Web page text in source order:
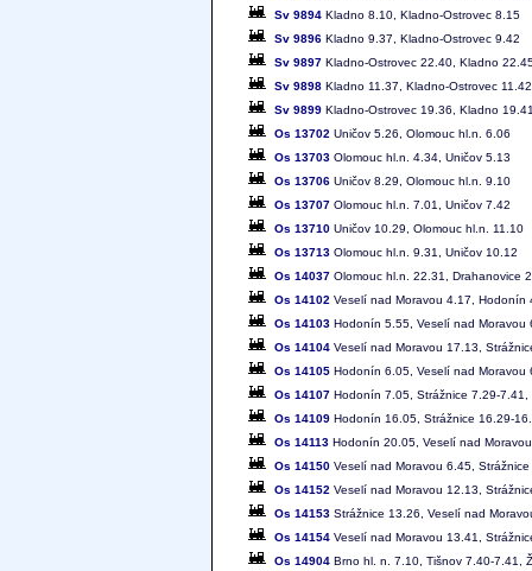
Sv 9894 Kladno 8.10, Kladno-Ostrovec 8.15
Sv 9896 Kladno 9.37, Kladno-Ostrovec 9.42
Sv 9897 Kladno-Ostrovec 22.40, Kladno
Sv 9898 Kladno 11.37, Kladno-Ostrovec 11.42
Sv 9899 Kladno-Ostrovec 19.36, Kladno
Os 13702 Uničov 5.26, Olomouc hl.n. 6.06
Os 13703 Olomouc hl.n. 4.34, Uničov 5.13
Os 13706 Uničov 8.29, Olomouc hl.n. 9.10
Os 13707 Olomouc hl.n. 7.01, Uničov 7.42
Os 13710 Uničov 10.29, Olomouc hl.n. 11.10
Os 13713 Olomouc hl.n. 9.31, Uničov 10.12
Os 14037 Olomouc hl.n. 22.31, Drahanovice
Os 14102 Veselí nad Moravou 4.17, Hodonín
Os 14103 Hodonín 5.55, Veselí nad Moravou
Os 14104 Veselí nad Moravou 17.13,
Os 14105 Hodonín 6.05, Veselí nad Moravou
Os 14107 Hodonín 7.05, Strážnice 7.29-
Os 14109 Hodonín 16.05, Strážnice 16.29-
Os 14113 Hodonín 20.05, Veselí nad
Os 14150 Veselí nad Moravou 6.45,
Os 14152 Veselí nad Moravou 12.13,
Os 14153 Strážnice 13.26, Veselí nad
Os 14154 Veselí nad Moravou 13.41,
Os 14904 Brno hl. n. 7.10, Tišnov 7.40-7.41,